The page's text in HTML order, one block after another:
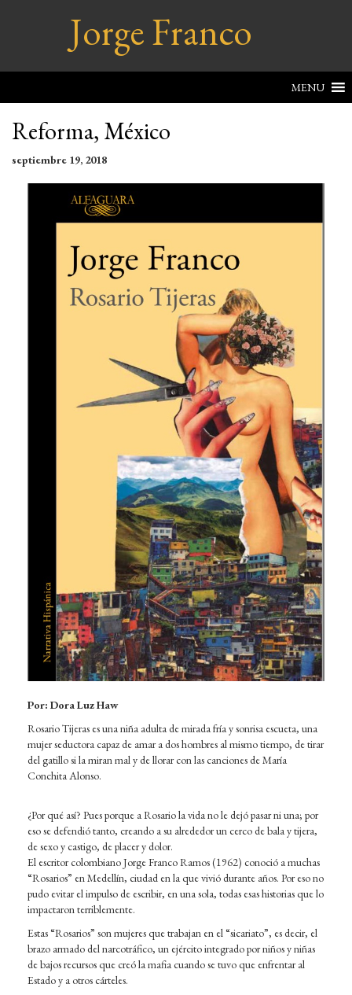
Jorge Franco
MENU
Reforma, México
septiembre 19, 2018
Por: Dora Luz Haw
Rosario Tijeras es una niña adulta de mirada fría y sonrisa escueta, una
mujer seductora capaz de amar a dos hombres al mismo tiempo, de tirar
del gatillo si la miran mal y de llorar con las canciones de María
Conchita Alonso.
¿Por qué así? Pues porque a Rosario la vida no le dejó pasar ni una; por
eso se defendió tanto, creando a su alrededor un cerco de bala y tijera,
de sexo y castigo, de placer y dolor.
El escritor colombiano Jorge Franco Ramos (1962) conoció a muchas
“Rosarios” en Medellín, ciudad en la que vivió durante años. Por eso no
pudo evitar el impulso de escribir, en una sola, todas esas historias que lo
impactaron terriblemente.
Estas “Rosarios” son mujeres que trabajan en el “sicariato”, es decir, el
brazo armado del narcotráfico, un ejército integrado por niños y niñas
de bajos recursos que creó la mafia cuando se tuvo que enfrentar al
Estado y a otros cárteles.